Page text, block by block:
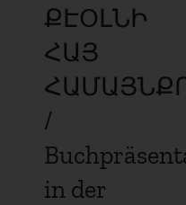
ՔԷՕԼՆԻ
ՀԱՅ
/
in der